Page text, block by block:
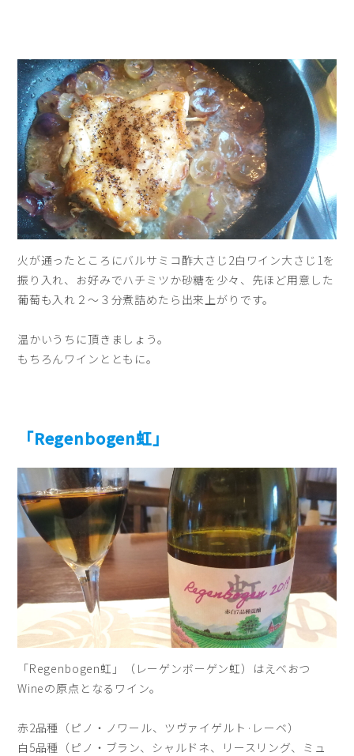
火が通ったところにバルサミコ酢大さじ2白ワイン大さじ1を
振り入れ、お好みでハチミツか砂糖を少々、先ほど用意した
葡萄も入れ２〜３分煮詰めたら出来上がりです。
温かいうちに頂きましょう。
もちろんワインとともに。
「Regenbogen虹」
「Regenbogen虹」（レーゲンボーゲン虹）はえべおつ
Wineの原点となるワイン。
赤2品種（ピノ・ノワール、ツヴァイゲルト·レーベ）
白5品種（ピノ・ブラン、シャルドネ、リースリング、ミュ